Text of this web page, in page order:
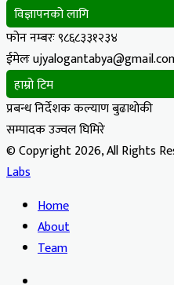
विज्ञापनको लागि
फोन नम्बरः ९८६८३३१२३४
ईमेलः
हाम्रो टिम
प्रबन्ध निर्देशक कल्याण बुढाथोकी
सम्पादक उज्वल घिमिरे
© Copyright 2026, All Rights
Labs
Home
About
Team